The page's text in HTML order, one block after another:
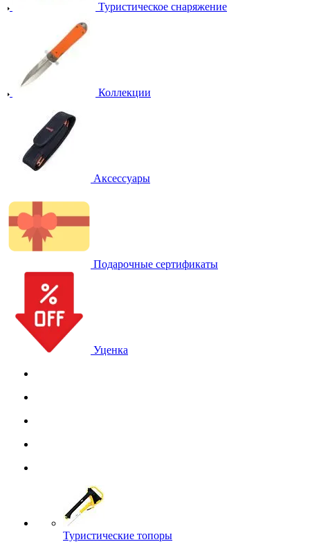
Туристическое снаряжение
Коллекции
Аксессуары
Подарочные сертификаты
Уценка
Туристические топоры